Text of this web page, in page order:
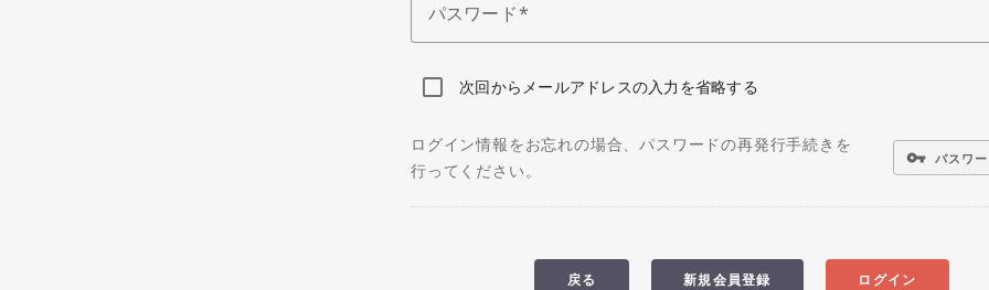
パスワード
次回からメールアドレスの入力を省略する
ログイン情報をお忘れの場合、パスワードの再発行手続きを
行ってください。
vpn_key パスワ
ログイン
新規会員登録
戻る